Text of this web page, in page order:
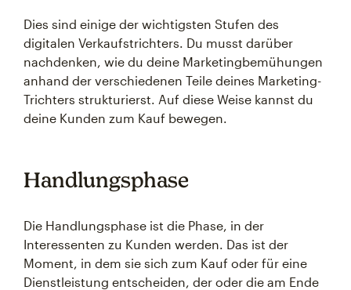
Dies sind einige der wichtigsten Stufen des
digitalen Verkaufstrichters. Du musst darüber
nachdenken, wie du deine Marketingbemühungen
anhand der verschiedenen Teile deines Marketing-
Trichters strukturierst. Auf diese Weise kannst du
deine Kunden zum Kauf bewegen.
Handlungsphase
Die Handlungsphase ist die Phase, in der
Interessenten zu Kunden werden. Das ist der
Moment, in dem sie sich zum Kauf oder für eine
Dienstleistung entscheiden, der oder die am Ende